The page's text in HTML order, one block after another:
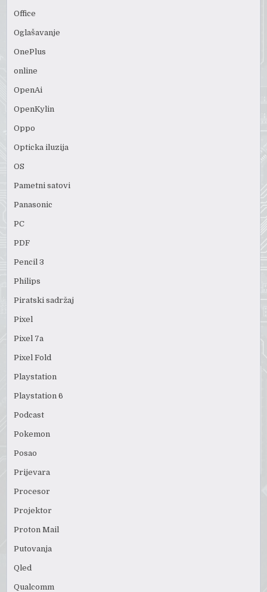
Office
Oglašavanje
OnePlus
online
OpenAi
OpenKylin
Oppo
Opticka iluzija
OS
Pametni satovi
Panasonic
PC
PDF
Pencil 3
Philips
Piratski sadržaj
Pixel
Pixel 7a
Pixel Fold
Playstation
Playstation 6
Podcast
Pokemon
Posao
Prijevara
Procesor
Projektor
Proton Mail
Putovanja
Qled
Qualcomm